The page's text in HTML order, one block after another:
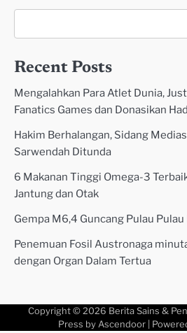
Recent Posts
Mengalahkan Para Atlet Dunia,
Fanatics Games dan Donasikan
Hakim Berhalangan, Sidang
Sarwendah Ditunda
6 Makanan Tinggi Omega-3
Jantung dan Otak
Gempa M6,4 Guncang Pulau
Penemuan Fosil Austronaga
dengan Organ Dalam Tertua
Copyright © 2026 Berita Sains &
Press by Ascendoor |